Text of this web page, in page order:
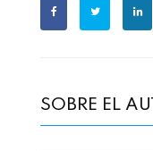
SOBRE EL